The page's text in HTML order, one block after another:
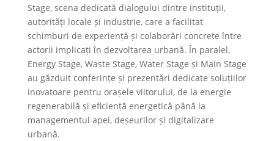
Stage, scena dedicată dialogului dintre instituții,
autorități locale și industrie, care a facilitat
schimburi de experiență și colaborări concrete între
actorii implicați în dezvoltarea urbană. În paralel,
Energy Stage, Waste Stage, Water Stage și Main Stage
au găzduit conferințe și prezentări dedicate soluțiilor
inovatoare pentru orașele viitorului, de la energie
regenerabilă și eficiență energetică până la
managementul apei, deșeurilor și digitalizare
urbană.